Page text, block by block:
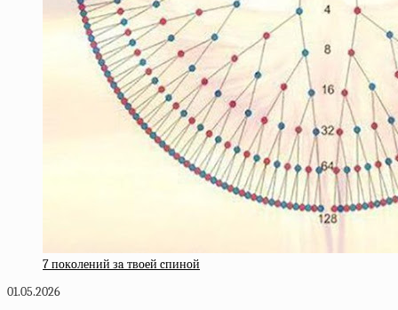
7 пoкoлeний зa твoeй cпинoй
01.05.2026